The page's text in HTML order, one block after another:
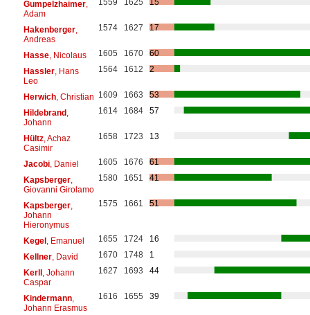
Gumpelzhaimer,
Adam
1559 1625 15
Hakenberger,
Andreas
1574 1627 17
Hasse, Nicolaus 1605 1670
60
Hassler, Hans
Leo
1564 1612 2
Herwich, Christian 1609 1663
53
Hildebrand,
Johann
1614 1684 57
Hültz, Achaz
Casimir
1658 1723 13
Jacobi, Daniel 1605 1676
61
Kapsberger,
Giovanni Girolamo
1580 1651 41
Kapsberger,
Johann
Hieronymus
1575 1661 51
Kegel, Emanuel 1655 1724
16
Kellner, David 1670 1748
1
Kerll, Johann
Caspar
1627 1693 44
Kindermann,
Johann Erasmus
1616 1655 39